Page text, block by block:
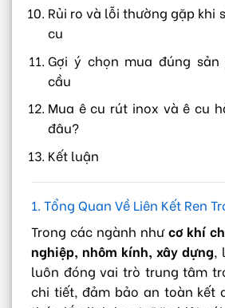
Rủi ro và lỗi thường gặp khi
cu
Gợi ý chọn mua đúng
cầu
Mua ê cu rút inox và ê cu
đâu?
Kết luận
1. Tổng Quan Về Liên Kết Ren
Trong các ngành nhưcơ khí
nghiệp, nhôm kính, xây dựng,
luôn đóng vai trò trung tâm
chi tiết, đảm bảo an toàn kết